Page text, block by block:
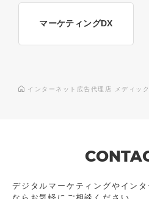
マーケティングDX
インターネット広告代理店 メディック
デジタルマーケティングやイン